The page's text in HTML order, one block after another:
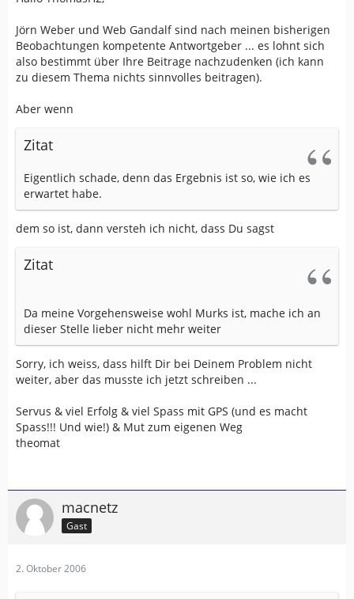
Jörn Weber und Web Gandalf sind nach meinen bisherigen
Beobachtungen kompetente Antwortgeber ... es lohnt sich
also bestimmt über Ihre Beitrage nachzudenken (ich kann
zu diesem Thema nichts sinnvolles beitragen).
Aber wenn
Zitat
Eigentlich schade, denn das Ergebnis ist so, wie ich es
erwartet habe.
dem so ist, dann versteh ich nicht, dass Du sagst
Zitat
Da meine Vorgehensweise wohl Murks ist, mache ich an
dieser Stelle lieber nicht mehr weiter
Sorry, ich weiss, dass hilft Dir bei Deinem Problem nicht
weiter, aber das musste ich jetzt schreiben ...
Servus & viel Erfolg & viel Spass mit GPS (und es macht
Spass!!! Und wie!) & Mut zum eigenen Weg
theomat
macnetz
Gast
2. Oktober 2006